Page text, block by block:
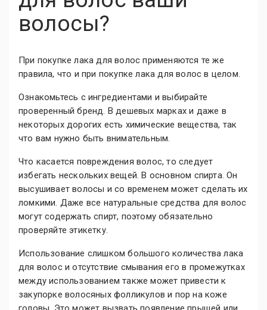
волосы?
При покупке лака для волос применяются те же
правила, что и при покупке лака для волос в целом.
Ознакомьтесь с ингредиентами и выбирайте
проверенный бренд. В дешевых марках и даже в
некоторых дорогих есть химические вещества, так
что вам нужно быть внимательным.
Что касается повреждения волос, то следует
избегать нескольких вещей. В основном спирта. Он
высушивает волосы и со временем может сделать их
ломкими. Даже все натуральные средства для волос
могут содержать спирт, поэтому обязательно
проверяйте этикетку.
Использование слишком большого количества лака
для волос и отсутствие смывания его в промежутках
между использованием также может привести к
закупорке волосяных фолликулов и пор на коже